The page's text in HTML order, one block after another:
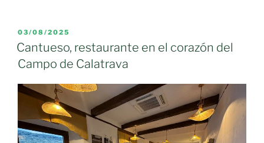
PUBLICADO
EL
03/08/2025
Cantueso, restaurante en el corazón del
Campo de Calatrava